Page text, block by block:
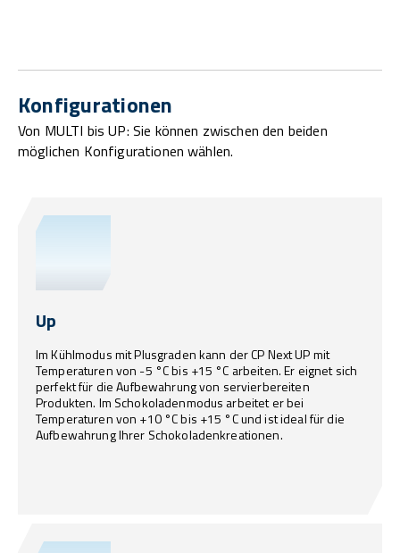
Konfigurationen
Von MULTI bis UP: Sie können zwischen den beiden
möglichen Konfigurationen wählen.
Up
Im Kühlmodus mit Plusgraden kann der CP Next UP mit
Temperaturen von -5 °C bis +15 °C arbeiten. Er eignet sich
perfekt für die Aufbewahrung von servierbereiten
Produkten. Im Schokoladenmodus arbeitet er bei
Temperaturen von +10 °C bis +15 °C und ist ideal für die
Aufbewahrung Ihrer Schokoladenkreationen.